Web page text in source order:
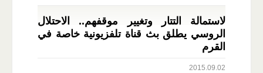
لاستمالة التتار وتغيير موقفهم.. الاحتلال
الروسي يطلق بث قناة تلفزيونية خاصة في
القرم
2015.09.02